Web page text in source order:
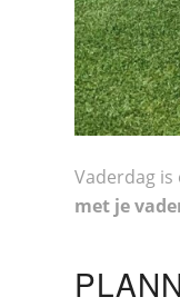
Vaderdag is
met je